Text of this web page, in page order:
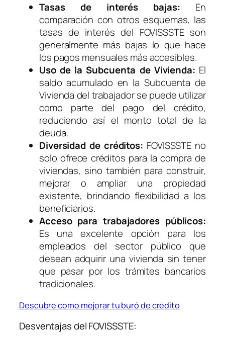
Tasas de interés bajas: En
comparación con otros esquemas, las
tasas de interés del FOVISSSTE son
generalmente más bajas lo que hace
los pagos mensuales más accesibles.
Uso de la Subcuenta de Vivienda: El
saldo acumulado en la Subcuenta de
Vivienda del trabajador se puede utilizar
como parte del pago del crédito,
reduciendo así el monto total de la
deuda.
Diversidad de créditos: FOVISSSTE no
solo ofrece créditos para la compra de
viviendas, sino también para construir,
mejorar o ampliar una propiedad
existente, brindando flexibilidad a los
beneficiarios.
Acceso para trabajadores públicos:
Es una excelente opción para los
empleados del sector público que
desean adquirir una vivienda sin tener
que pasar por los trámites bancarios
tradicionales.
Descubre como mejorar tu buró de crédito
Desventajas del FOVISSSTE: